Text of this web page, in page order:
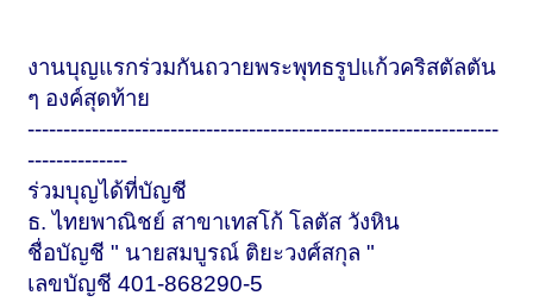
งานบุญแรกร่วมกันถวายพระพุทธรูปแก้วคริสตัลตัน
ๆ องค์สุดท้าย
------------------------------------------------------------------
--------------
ร่วมบุญได้ที่บัญชี
ธ. ไทยพาณิชย์ สาขาเทสโก้ โลตัส วังหิน
ชื่อบัญชี " นายสมบูรณ์ ติยะวงศ์สกุล "
เลขบัญชี 401-868290-5